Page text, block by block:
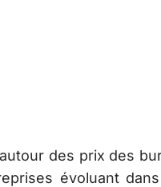
des prix des
évoluant